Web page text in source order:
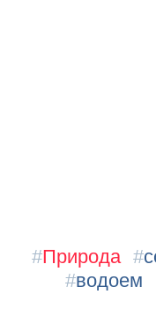
#Природа #
#водоем